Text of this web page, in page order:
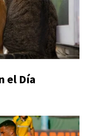
el Día